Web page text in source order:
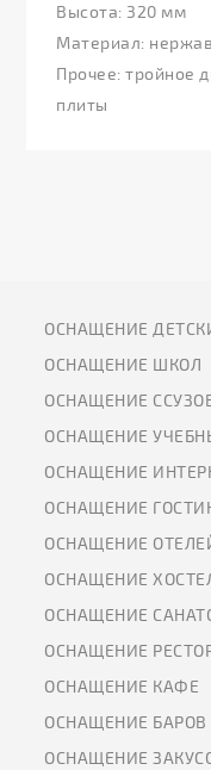
Высота: 320 мм
Материал:
Прочее: тройное
плиты
ОСНАЩЕНИЕ
ОСНАЩЕНИЕ ШКОЛ
ОСНАЩЕНИЕ
ОСНАЩЕНИЕ
ОСНАЩЕНИЕ
ОСНАЩЕНИЕ
ОСНАЩЕНИЕ
ОСНАЩЕНИЕ
ОСНАЩЕНИЕ
ОСНАЩЕНИЕ
ОСНАЩЕНИЕ КАФЕ
ОСНАЩЕНИЕ БАРОВ
ОСНАЩЕНИЕ